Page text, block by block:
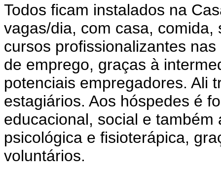
Todos ficam instalados na
vagas/dia, com casa,
cursos profissionalizantes
de emprego, graças à
potenciais empregadores. Ali
estagiários. Aos hóspedes é
educacional, social e
psicológica e fisioterápica,
voluntários.